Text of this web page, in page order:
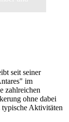
seit seiner
im
zahlreichen
ohne dabei
Aktivitäten